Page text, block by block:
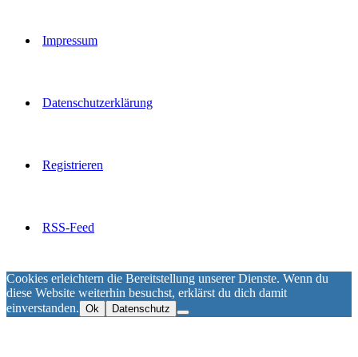
Impressum
Datenschutzerklärung
Registrieren
RSS-Feed
Cookies erleichtern die Bereitstellung unserer Dienste. Wenn du
diese Website weiterhin besuchst, erklärst du dich damit
einverstanden. Ok Datenschutz